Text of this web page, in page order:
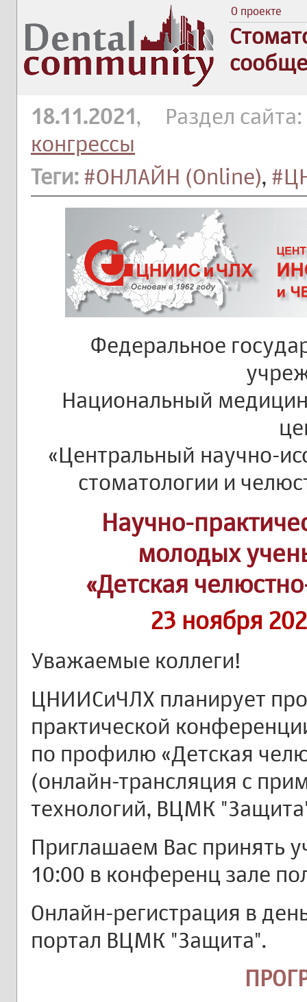
О проекте
18.11.2021, Раздел сайта:
конгрессы
Теги: #ОНЛАЙН (Online),
Федеральное
Национальный
«Центральный научно-
стоматологии и
Научно-
молодых
«Детская
23 ноября
Уважаемые коллеги!
ЦНИИСиЧЛХ планирует
практической
по профилю «Детская
(онлайн-трансляция с
технологий, ВЦМК
Приглашаем Вас принять
10:00 в конференц зале
Онлайн-регистрация в
портал ВЦМК "Защита".